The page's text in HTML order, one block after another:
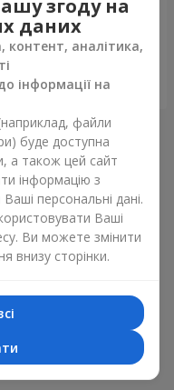
Замовити
згоду на
даних
контент, аналітика,
інформації на
файли
буде доступна
а також цей сайт
інформацію з
персональні дані.
Ваші
Ви можете змінити
внизу сторінки.